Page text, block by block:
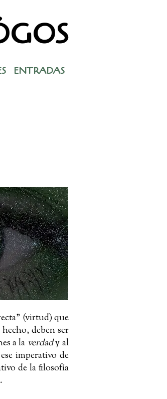
ENTRADAS
(virtud) que
deben ser
a la verdady al
imperativo de
de la filosofía